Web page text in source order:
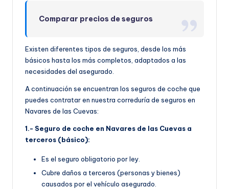
Comparar precios de seguros
Existen diferentes tipos de seguros, desde los más
básicos hasta los más completos, adaptados a las
necesidades del asegurado.
A continuación se encuentran los seguros de coche que
puedes contratar en nuestra correduría de seguros en
Navares de las Cuevas:
1.- Seguro de coche en Navares de las Cuevas a
terceros (básico):
Es el seguro obligatorio por ley.
Cubre daños a terceros (personas y bienes)
causados por el vehículo asegurado.